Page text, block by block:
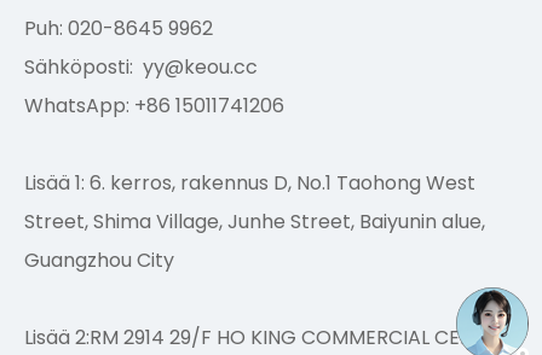
Puh: 020-8645 9962
Sähköposti: yy@keou.cc
WhatsApp: +86 15011741206
Lisää 1: 6. kerros, rakennus D, No.1 Taohong West
Street, Shima Village, Junhe Street, Baiyunin alue,
Guangzhou City
Lisää 2:RM 2914 29/F HO KING COMMERCIAL CENTER